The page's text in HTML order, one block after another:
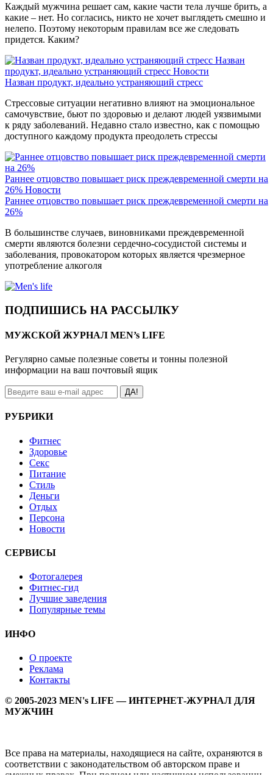
Каждый мужчина решает сам, какие части тела лучше брить, а
какие – нет. Но согласись, никто не хочет выглядеть смешно и
нелепо. Поэтому некоторым правилам все же следовать
придется. Каким?
Назван
продукт, идеально устраняющий стресс Новости
Назван продукт, идеально устраняющий стресс
Стрессовые ситуации негативно влияют на эмоциональное
самочувствие, бьют по здоровью и делают людей уязвимыми
к ряду заболеваний. Недавно стало известно, как с помощью
доступного каждому продукта преодолеть стрессы
Раннее отцовство повышает риск преждевременной смерти на
26% Новости
Раннее отцовство повышает риск преждевременной смерти на
26%
В большинстве случаев, виновниками преждевременной
смерти являются болезни сердечно-сосудистой системы и
заболевания, провокатором которых является чрезмерное
употребление алкоголя
ПОДПИШИСЬ НА РАССЫЛКУ
МУЖСКОЙ ЖУРНАЛ MEN’s LIFE
Регулярно самые полезные советы и тонны полезной
информации на ваш почтовый ящик
ДА!
РУБРИКИ
Фитнес
Здоровье
Секс
Питание
Стиль
Деньги
Отдых
Персона
Новости
СЕРВИСЫ
Фотогалерея
Фитнес-гид
Лучшие заведения
Популярные темы
ИНФО
О проекте
Реклама
Контакты
© 2005-2023 MEN's LIFE — ИНТЕРНЕТ-ЖУРНАЛ ДЛЯ
МУЖЧИН
Все права на материалы, находящиеся на сайте, охраняются в
соответствии с законодательством об авторском праве и
смежных правах. При полном или частичном использовании